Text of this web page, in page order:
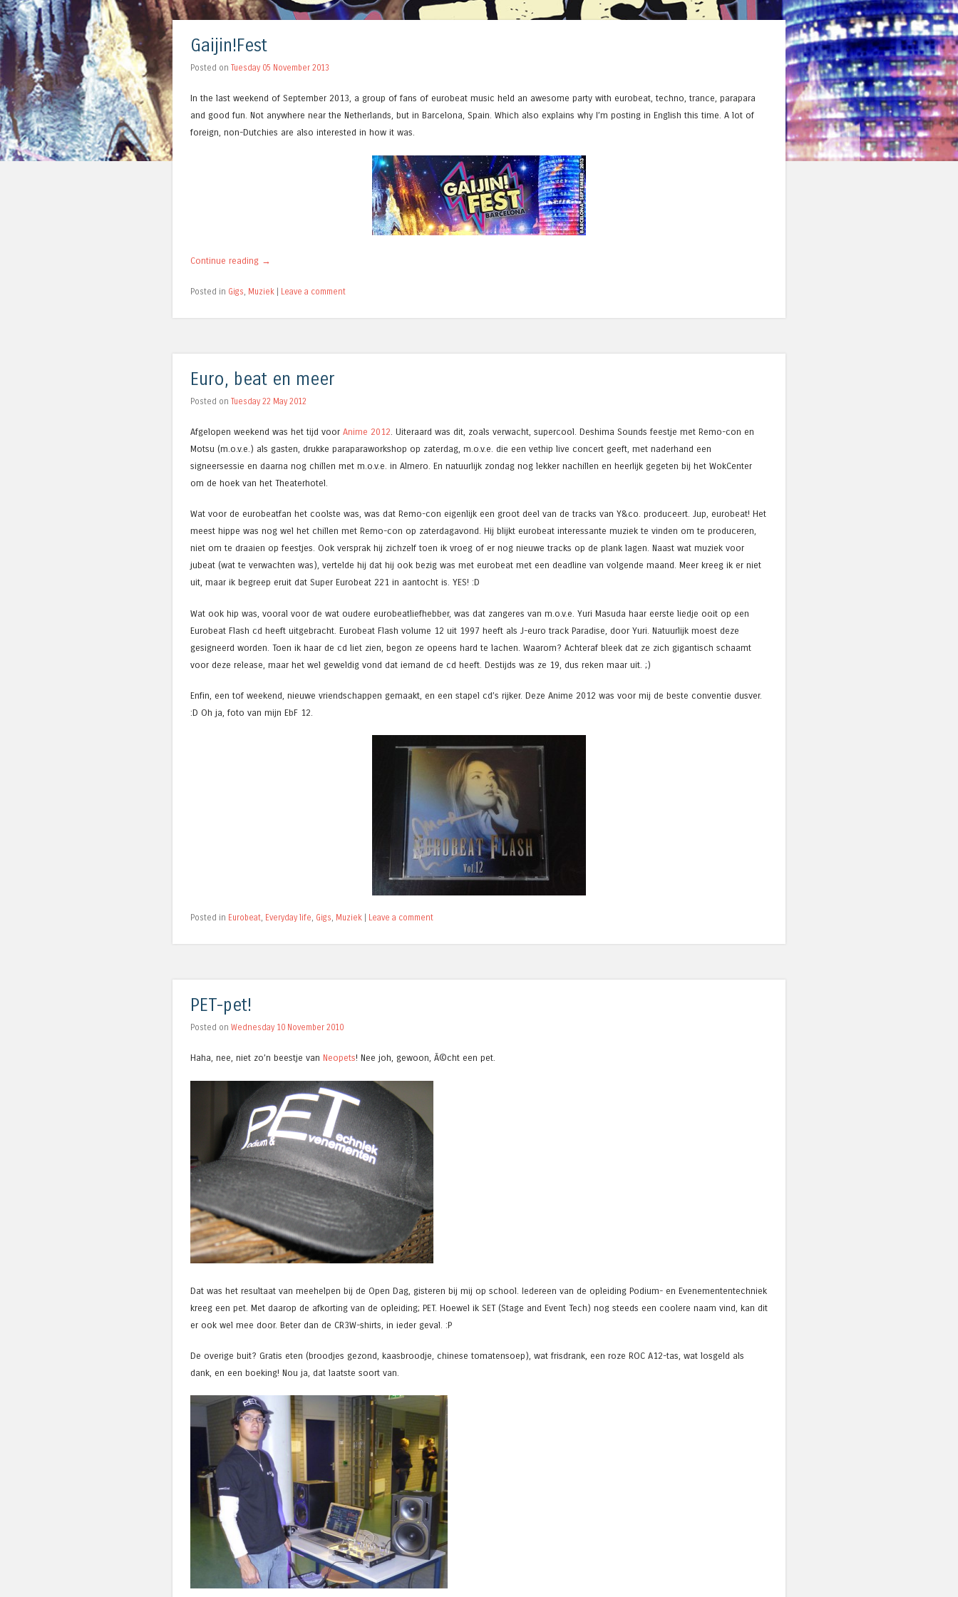
Gaijin!Fest
Posted on Tuesday 05 November 2013
In the last weekend of September 2013, a group of fans of eurobeat music held an awesome party with eurobeat, techno, trance, parapara
and good fun. Not anywhere near the Netherlands, but in Barcelona, Spain. Which also explains why I’m posting in English this time. A lot of
foreign, non-Dutchies are also interested in how it was.
Continue reading →
Posted in Gigs Muziek | Leave a comment
Euro, beat en meer
Posted on Tuesday 22 May 2012
Afgelopen weekend was het tijd voor Anime 2012. Uiteraard was dit, zoals verwacht, supercool. Deshima Sounds feestje met Remo-con en
Motsu (m.o.v.e.) als gasten, drukke paraparaworkshop op zaterdag, m.o.v.e. die een vethip live concert geeft, met naderhand een
signeersessie en daarna nog chillen met m.o.v.e. in Almero. En natuurlijk zondag nog lekker nachillen en heerlijk gegeten bij het WokCenter
om de hoek van het Theaterhotel.
Wat voor de eurobeatfan het coolste was, was dat Remo-con eigenlijk een groot deel van de tracks van Y&co. produceert. Jup, eurobeat! Het
meest hippe was nog wel het chillen met Remo-con op zaterdagavond. Hij blijkt eurobeat interessante muziek te vinden om te produceren,
niet om te draaien op feestjes. Ook versprak hij zichzelf toen ik vroeg of er nog nieuwe tracks op de plank lagen. Naast wat muziek voor
jubeat (wat te verwachten was), vertelde hij dat hij ook bezig was met eurobeat met een deadline van volgende maand. Meer kreeg ik er niet
uit, maar ik begreep eruit dat Super Eurobeat 221 in aantocht is. YES! :D
Wat ook hip was, vooral voor de wat oudere eurobeatliefhebber, was dat zangeres van m.o.v.e. Yuri Masuda haar eerste liedje ooit op een
Eurobeat Flash cd heeft uitgebracht. Eurobeat Flash volume 12 uit 1997 heeft als J-euro track Paradise, door Yuri. Natuurlijk moest deze
gesigneerd worden. Toen ik haar de cd liet zien, begon ze opeens hard te lachen. Waarom? Achteraf bleek dat ze zich gigantisch schaamt
voor deze release, maar het wel geweldig vond dat iemand de cd heeft. Destijds was ze 19, dus reken maar uit. ;)
Enfin, een tof weekend, nieuwe vriendschappen gemaakt, en een stapel cd’s rijker. Deze Anime 2012 was voor mij de beste conventie dusver.
:D Oh ja, foto van mijn EbF 12.
Posted in Eurobeat, Everyday life, Gigs, Muziek Leave a comment
PET-pet!
Posted on Wednesday 10 November 2010
Haha, nee, niet zo’n beestje van Neopets! Nee joh, gewoon, Ã©cht een pet.
Dat was het resultaat van meehelpen bij de Open Dag, gisteren bij mij op school. Iedereen van de opleiding Podium- en Evenemententechniek
kreeg een pet. Met daarop de afkorting van de opleiding; PET. Hoewel ik SET (Stage and Event Tech) nog steeds een coolere naam vind, kan dit
er ook wel mee door. Beter dan de CR3W-shirts, in ieder geval. :P
De overige buit? Gratis eten (broodjes gezond, kaasbroodje, chinese tomatensoep), wat frisdrank, een roze ROC A12-tas, wat losgeld als
dank, en een boeking! Nou ja, dat laatste soort van.